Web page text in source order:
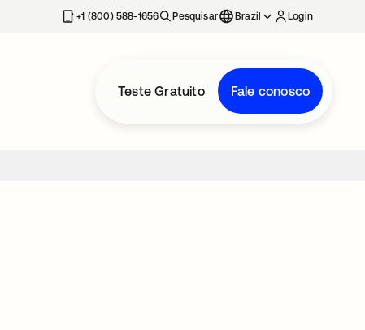
+1 (800) 588-1656 Pesquisar Brazil Login
Teste Gratuito Fale conosco